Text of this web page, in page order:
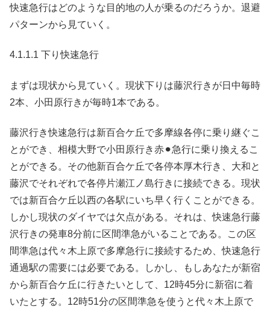
快速急行はどのような目的地の人が乗るのだろうか。退避
パターンから見ていく。
4.1.1.1 下り快速急行
まずは現状から見ていく。現状下りは藤沢行きが日中毎時
2本、小田原行きが毎時1本である。
藤沢行き快速急行は新百合ケ丘で多摩線各停に乗り継ぐこ
とができ、相模大野で小田原行き赤⚫︎急行に乗り換えるこ
とができる。その他新百合ケ丘で各停本厚木行き、大和と
藤沢でそれぞれで各停片瀬江ノ島行きに接続できる。現状
では新百合ケ丘以西の各駅にいち早く行くことができる。
しかし現状のダイヤでは欠点がある。それは、快速急行藤
沢行きの発車8分前に区間準急がいることである。この区
間準急は代々木上原で多摩急行に接続するため、快速急行
通過駅の需要には必要である。しかし、もしあなたが新宿
から新百合ケ丘に行きたいとして、12時45分に新宿に着
いたとする。12時51分の区間準急を使うと代々木上原で